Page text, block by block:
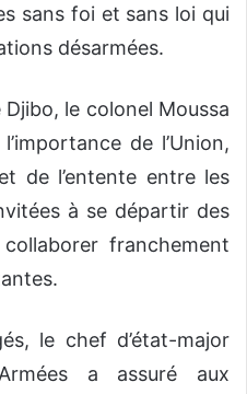
sans foi et sans loi qui
désarmées.
le colonel Moussa
de l’Union,
de l’entente entre les
à se départir des
franchement
le chef d’état-major
a assuré aux